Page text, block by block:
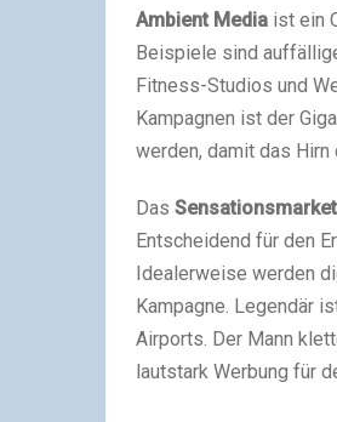
Ambient Media ist ein
Beispiele sind
Fitness-Studios und
Kampagnen ist der
werden, damit das
Das
Entscheidend für den
Idealerweise werden
Kampagne. Legendär
Airports. Der Mann
lautstark Werbung für